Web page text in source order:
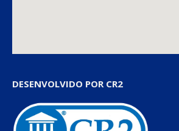
DESENVOLVIDO POR CR2